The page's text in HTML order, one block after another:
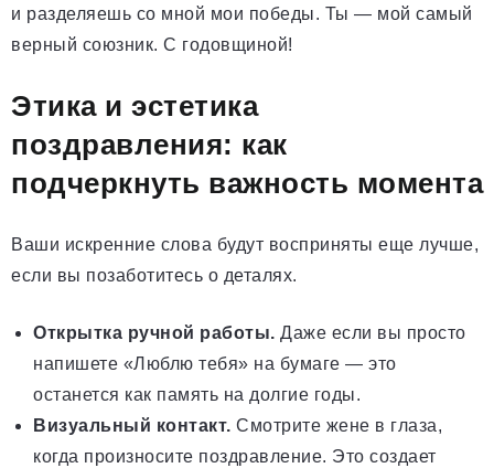
и разделяешь со мной мои победы. Ты — мой самый
верный союзник. С годовщиной!
Этика и эстетика
поздравления: как
подчеркнуть важность момента
Ваши искренние слова будут восприняты еще лучше,
если вы позаботитесь о деталях.
Открытка ручной работы. Даже если вы просто
напишете «Люблю тебя» на бумаге — это
останется как память на долгие годы.
Визуальный контакт. Смотрите жене в глаза,
когда произносите поздравление. Это создает